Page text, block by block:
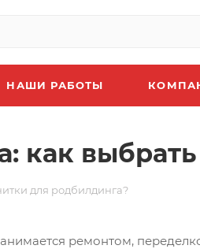
НАШИ РАБОТЫ
как
для родбилдинга?
ремонтом,